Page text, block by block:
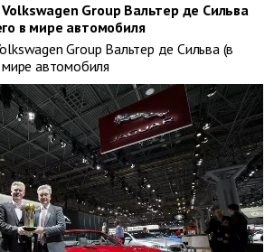
Group Вальтер де Сильва
в мире автомобиля
Group Вальтер де Сильва (в
автомобиля